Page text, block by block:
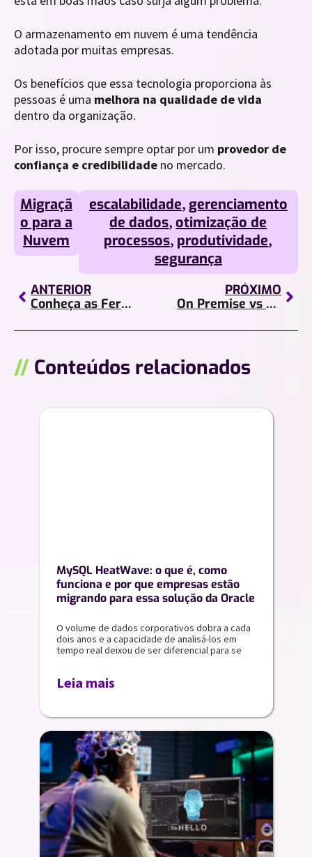
O armazenamento em nuvem é uma tendência
adotada por muitas empresas.
Os benefícios que essa tecnologia proporciona às
pessoas é uma melhora na qualidade de vida
dentro da organização.
Por isso, procure sempre optar por um provedor de
confiança e credibilidade no mercado.
Migraçã
o para a
Nuvem
escalabilidade, gerenciamento
de dados,otimização de
processos, produtividade,
segurança
ANTERIOR
Conheça as Ferramentas do Google Workspace para o Marketing Digital
PRÓXIMO
On Premise vs Cloud Computing: qual a melhor escolha?
// Conteúdos relacionados
MySQL HeatWave: o que é, como
funciona e por que empresas estão
migrando para essa solução da Oracle
O volume de dados corporativos dobra a cada
dois anos e a capacidade de analisá-los em
tempo real deixou de ser diferencial para se
Leia mais